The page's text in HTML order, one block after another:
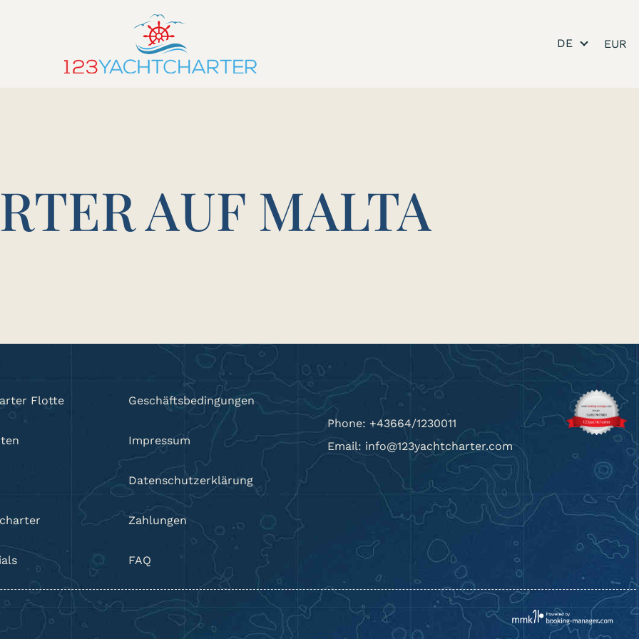
DE
AUF MALTA
Flotte Geschäftsbedingungen
Impressum
Datenschutzerklärung
Zahlungen
FAQ
Phone: +43664/1230011
Email: info@123yachtcharter.com